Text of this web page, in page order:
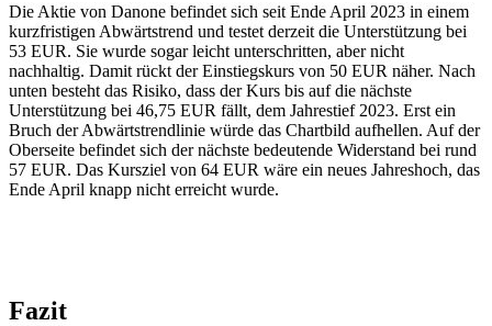
Die Aktie von Danone befindet sich seit Ende April 2023 in einem
kurzfristigen Abwärtstrend und testet derzeit die Unterstützung bei
53 EUR. Sie wurde sogar leicht unterschritten, aber nicht
nachhaltig. Damit rückt der Einstiegskurs von 50 EUR näher. Nach
unten besteht das Risiko, dass der Kurs bis auf die nächste
Unterstützung bei 46,75 EUR fällt, dem Jahrestief 2023. Erst ein
Bruch der Abwärtstrendlinie würde das Chartbild aufhellen. Auf der
Oberseite befindet sich der nächste bedeutende Widerstand bei rund
57 EUR. Das Kursziel von 64 EUR wäre ein neues Jahreshoch, das
Ende April knapp nicht erreicht wurde.
Fazit